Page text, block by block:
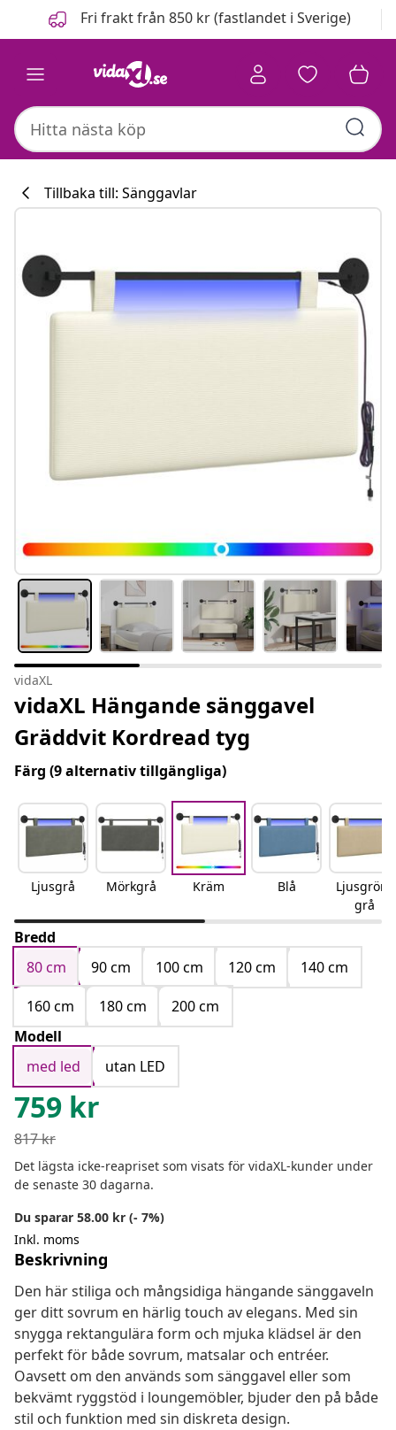
FöregåendeFri frakt från 850 kr (fastlandet i Sverige)
Tillbaka till: Sänggavlar
vidaXL
vidaXL Hängande sänggavel
Gräddvit Kordread tyg
Färg (9 alternativ tillgängliga)
Ljusgrå Mörkgrå Kräm Blå
Ljusgrön-
grå
Bredd
80 cm
90 cm 100 cm 120 cm
140 cm
160 cm
180 cm
200 cm
Modell
med led
utan LED
759 kr
817kr
Det lägsta icke-reapriset som visats för vidaXL-kunder under
de senaste 30 dagarna.
Du sparar 58.00 kr (- 7%)
Inkl. moms
Beskrivning
Den här stiliga och mångsidiga hängande sänggaveln
ger ditt sovrum en härlig touch av elegans. Med sin
snygga rektangulära form och mjuka klädsel är den
perfekt för både sovrum, matsalar och entréer.
Oavsett om den används som sänggavel eller som
bekvämt ryggstöd i loungemöbler, bjuder den på både
stil och funktion med sin diskreta design.